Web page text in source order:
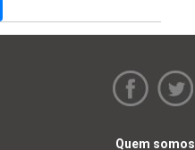
Quem somos